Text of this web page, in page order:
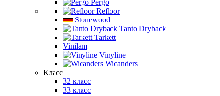
Pergo
Refloor
Stonewood
Tanto Dryback
Tarkett
Vinilam
Vinyline
Wicanders
Класс
32 класс
33 класс